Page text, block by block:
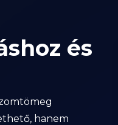
és
hanem